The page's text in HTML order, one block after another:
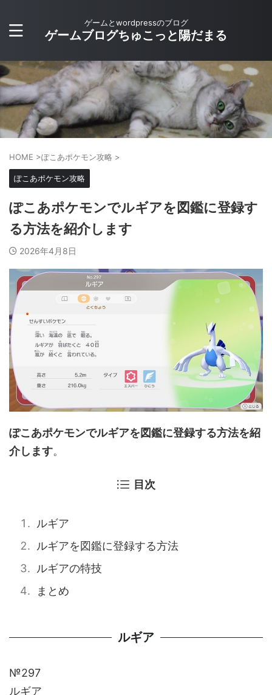
ゲームとwordpressのブログ
ゲームブログちゅこっと陽だまる
HOME >ぽこあポケモン攻略 >
ぽこあポケモン攻略
ぽこあポケモンでルギアを図鑑に登録す
る方法を紹介します
2026年4月8日
ぽこあポケモンでルギアを図鑑に登録する方法を紹
介します。
目次
ルギア
ルギアを図鑑に登録する方法
ルギアの特技
まとめ
ルギア
№297
ルギア